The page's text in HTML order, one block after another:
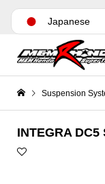
Suspension
INTEGRA
Japanese